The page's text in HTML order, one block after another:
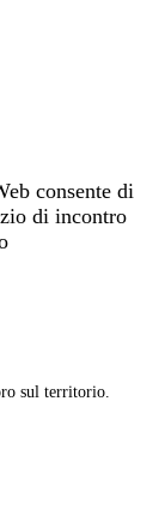
consente di
di incontro
sul territorio.